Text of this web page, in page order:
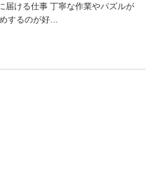
届ける仕事 丁寧な作業やパズルが
するのが好…